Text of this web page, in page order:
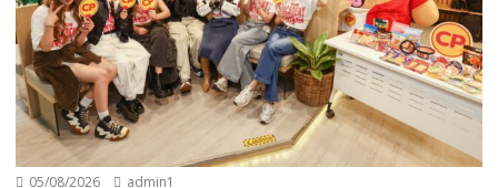
05/08/2026 admin1